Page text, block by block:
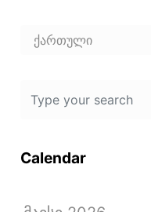
Choose
Calendar